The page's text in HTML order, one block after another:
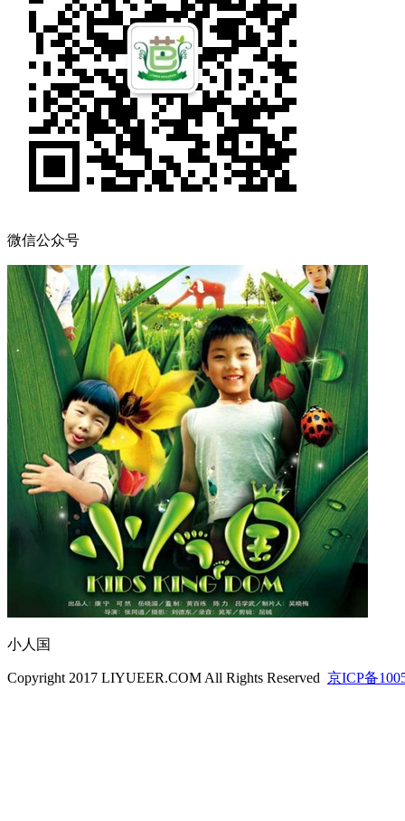
微信公众号
小人国
Copyright 2017 LIYUEER.COM All Rights Reserved 京ICP备